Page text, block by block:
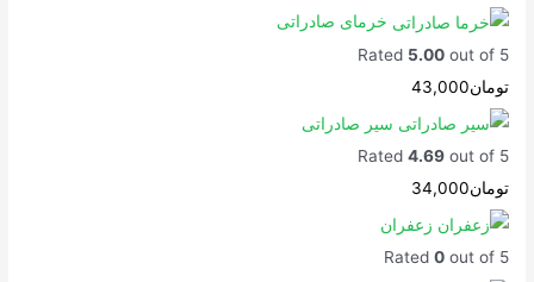
خرمای صادراتی
Rated 5.00out of 5
تومان43,000
سیر صادراتی
Rated 4.69out of 5
تومان34,000
زعفران
Rated 0out of 5